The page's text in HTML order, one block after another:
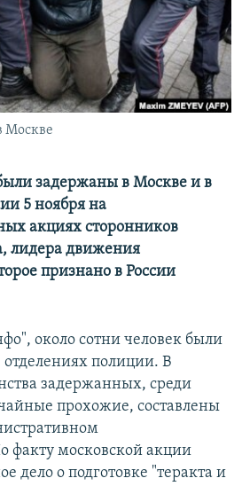
КРЫМА
Москве
задержаны в Москве и в
5 ноября на
акциях сторонников
лидера движения
признано в России
около сотни человек были
отделениях полиции. В
задержанных, среди
прохожие, составлены
факту московской акции
дело о подготовке "теракта и